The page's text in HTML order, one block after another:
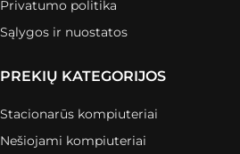
Privatumo politika
Sąlygos ir nuostatos
PREKIŲ KATEGORIJOS
Stacionarūs kompiuteriai
Nešiojami kompiuteriai